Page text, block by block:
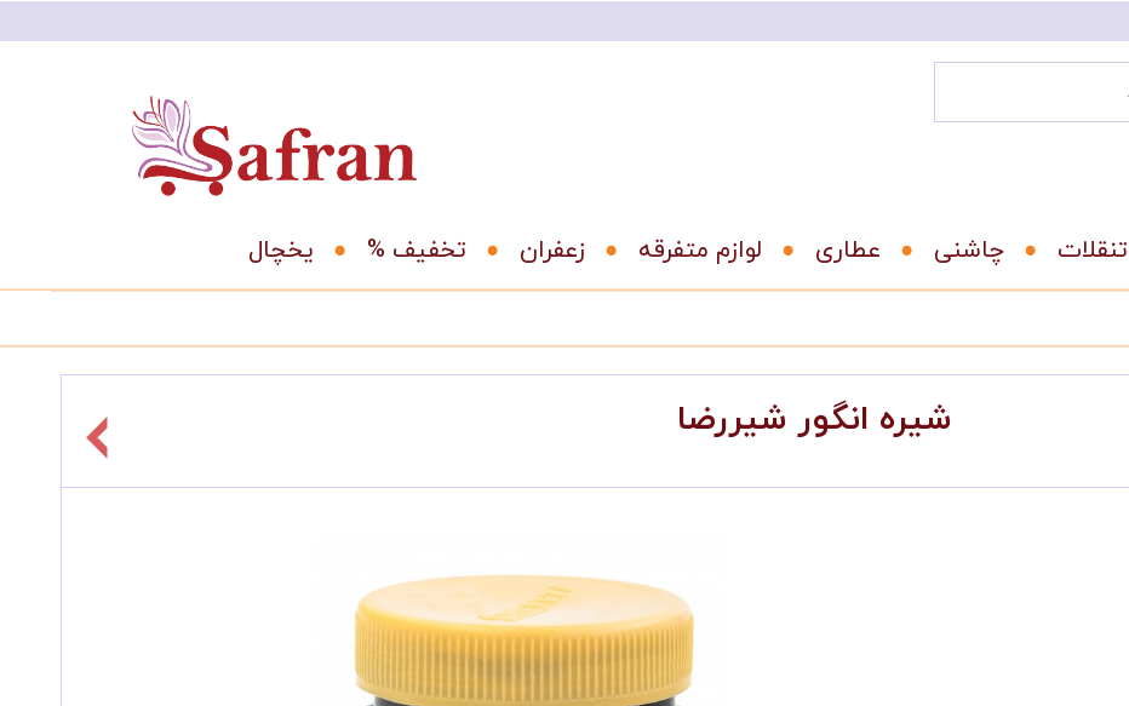
تنقلات عطاری لوازم متفرقه زعفران % تخفیف یخچال
شیره انگور شیررضا